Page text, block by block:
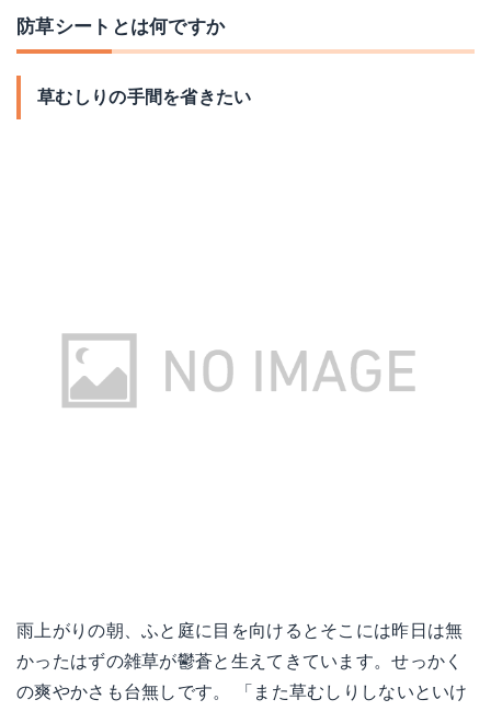
防草シートとは何ですか
草むしりの手間を省きたい
雨上がりの朝、ふと庭に目を向けるとそこには昨日は無
かったはずの雑草が鬱蒼と生えてきています。せっかく
の爽やかさも台無しです。 「また草むしりしないといけ